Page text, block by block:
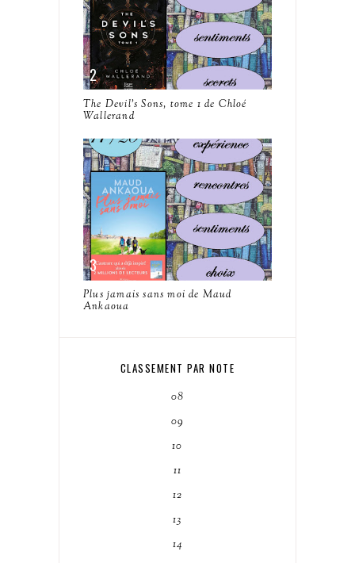
The Devil's Sons, tome 1 de Chloé
Wallerand
Plus jamais sans moi de Maud
Ankaoua
CLASSEMENT PAR NOTE
08
09
10
11
12
13
14